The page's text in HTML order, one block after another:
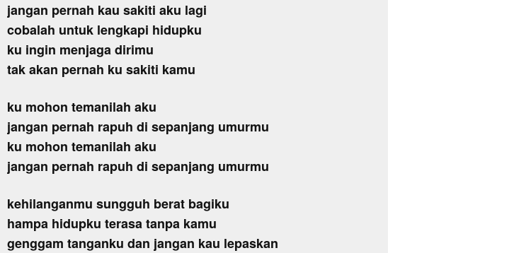
jangan pernah kau sakiti aku lagi
cobalah untuk lengkapi hidupku
ku ingin menjaga dirimu
tak akan pernah ku sakiti kamu
ku mohon temanilah aku
jangan pernah rapuh di sepanjang umurmu
ku mohon temanilah aku
jangan pernah rapuh di sepanjang umurmu
kehilanganmu sungguh berat bagiku
hampa hidupku terasa tanpa kamu
genggam tanganku dan jangan kau lepaskan